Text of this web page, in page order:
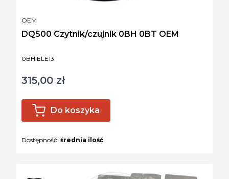
Kod produktu
0BH.ELE13
DQ500 Czytnik/czujnik 0BH 0BT OEM
PRODUCENT
OEM
Cena
315,00 zł
Do koszyka
Dostępność: średnia ilość